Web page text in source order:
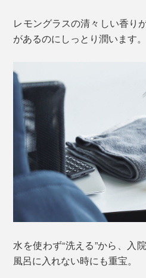
レモングラスの清々しい香り
があるのにしっとり潤います。
水を使わず“洗える”から、入
風呂に入れない時にも重宝。